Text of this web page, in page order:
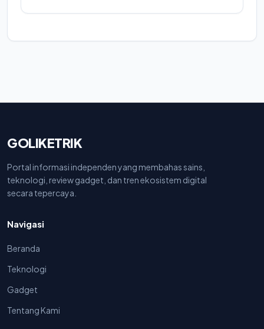
GOLIKETRIK
Portal informasi independen yang membahas sains,
teknologi, review gadget, dan tren ekosistem digital
secara tepercaya.
Navigasi
Beranda
Teknologi
Gadget
Tentang Kami